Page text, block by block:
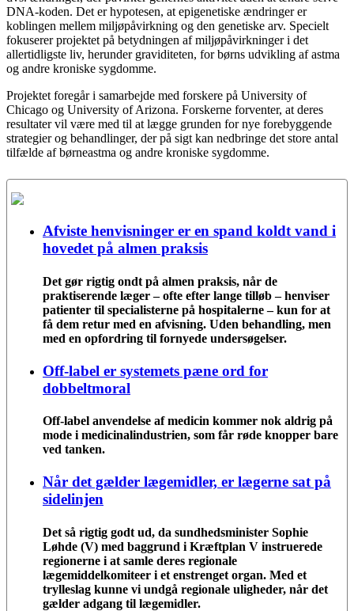
DNA-koden. Det er hypotesen, at epigenetiske ændringer er
koblingen mellem miljøpåvirkning og den genetiske arv. Specielt
fokuserer projektet på betydningen af miljøpåvirkninger i det
allertidligste liv, herunder graviditeten, for børns udvikling af astma
og andre kroniske sygdomme.
Projektet foregår i samarbejde med forskere på University of
Chicago og University of Arizona. Forskerne forventer, at deres
resultater vil være med til at lægge grunden for nye forebyggende
strategier og behandlinger, der på sigt kan nedbringe det store antal
tilfælde af børneastma og andre kroniske sygdomme.
Afviste henvisninger er en spand koldt vand i
hovedet på almen praksis
Det gør rigtig ondt på almen praksis, når de
praktiserende læger – ofte efter lange tilløb – henviser
patienter til specialisterne på hospitalerne – kun for at
få dem retur med en afvisning. Uden behandling, men
med en opfordring til fornyede undersøgelser.
Off-label er systemets pæne ord for
dobbeltmoral
Off-label anvendelse af medicin kommer nok aldrig på
mode i medicinalindustrien, som får røde knopper bare
ved tanken.
Når det gælder lægemidler, er lægerne sat på
sidelinjen
Det så rigtig godt ud, da sundhedsminister Sophie
Løhde (V) med baggrund i Kræftplan V instruerede
regionerne i at samle deres regionale
lægemiddelkomiteer i et enstrenget organ. Med et
trylleslag kunne vi undgå regionale uligheder, når det
gælder adgang til lægemidler.